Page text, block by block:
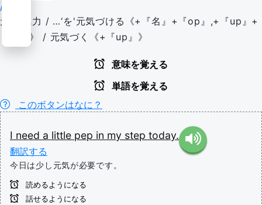
/pɛp/
元気,気力 / …‘を'元気づける《+『名』+『op』,+『up』+
『名』》 / 元気づく《+『up』》
意味を覚える
単語を覚える
このボタンはなに？
I need a little pep in my step today.
翻訳する
今日は少し元気が必要です。
読めるようになる
話せるようになる